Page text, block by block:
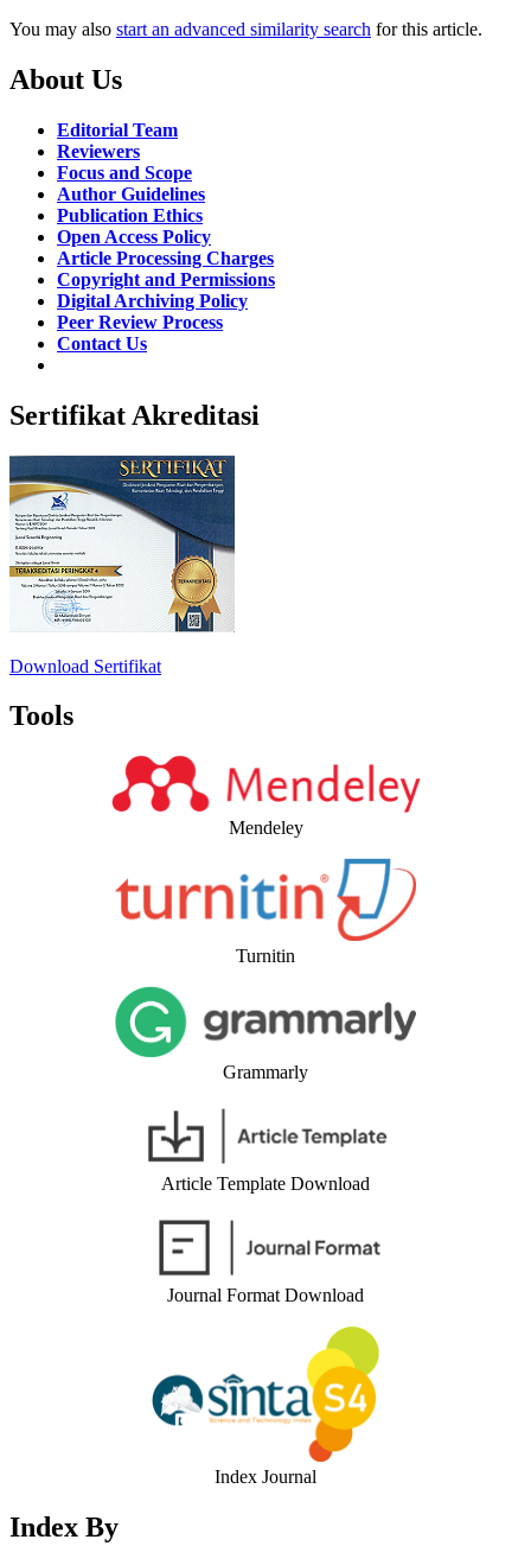
You may also start an advanced similarity search for this article.
About Us
Editorial Team
Reviewers
Focus and Scope
Author Guidelines
Publication Ethics
Open Access Policy
Article Processing Charges
Copyright and Permissions
Digital Archiving Policy
Peer Review Process
Contact Us
Sertifikat Akreditasi
Download Sertifikat
Tools
Mendeley
Turnitin
Grammarly
Article Template Download
Journal Format Download
Index Journal
Index By